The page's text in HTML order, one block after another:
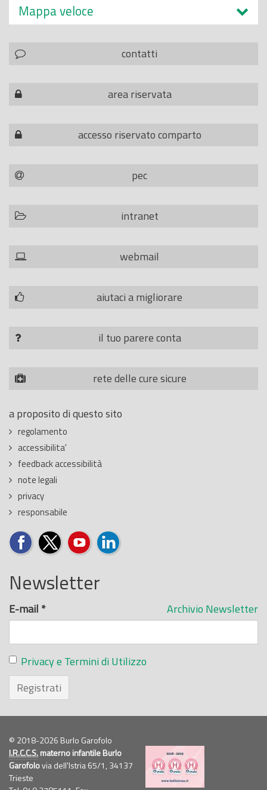
Mappa veloce
contatti
area riservata
accesso riservato comparto
pec
intranet
webmail
aiutaci a migliorare
il tuo parere conta
rete delle cure sicure
a proposito di questo sito
regolamento
accessibilita'
feedback accessibilità
note legali
privacy
responsabile
Newsletter
Archivio Newsletter
E-mail *
Privacy e Termini di Utilizzo
Registrati
© 2018-2026 Burlo Garofolo
I.R.C.C.S.materno infantile Burlo
Garofolovia dell'Istria 65/1, 34137
Trieste